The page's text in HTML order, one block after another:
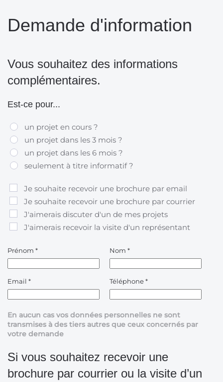
Demande d'information
Vous souhaitez des informations
complémentaires.
Est-ce pour...
un projet en cours ?
un projet dans les 3 mois ?
un projet dans les 6 mois ?
seulement à titre informatif ?
Je souhaite recevoir une brochure par email
Je souhaite recevoir une brochure par courrier
J'aimerais discuter d'un de mes projets
J'aimerais recevoir la visite d'un représentant
Prénom * Nom *
Email * Téléphone*
En aucun cas vos données personnelles ne sont
transmises à des tiers autres que ceux concernés par
votre demande
Si vous souhaitez recevoir une
brochure par courrier ou la visite d’un